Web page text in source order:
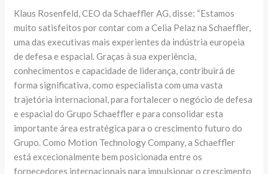
Klaus Rosenfeld, CEO da Schaeffler AG, disse: “Estamos
muito satisfeitos por contar com a Celia Pelaz na Schaeffler,
uma das executivas mais experientes da indústria europeia
de defesa e espacial. Graças à sua experiência,
conhecimentos e capacidade de liderança, contribuirá de
forma significativa, como especialista com uma vasta
trajetória internacional, para fortalecer o negócio de defesa
e espacial do Grupo Schaeffler e para consolidar esta
importante área estratégica para o crescimento futuro do
Grupo. Como Motion Technology Company, a Schaeffler
está excecionalmente bem posicionada entre os
fornecedores internacionais para impulsionar o crescimento